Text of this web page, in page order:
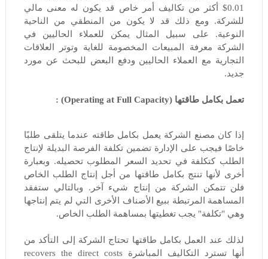
0.01$ أكثر من تكاليف أمر خاص قد يكون له معنى مالي
للشركة. ومع ذلك قد لا يكون من المنطقي من الناحية
النوعية. على سبيل المثال يمكن للعملاء الحاليين في
الشركة معرفة المبيعات المخصومة للغاية وتوتر العلاقات
التجارية مع العملاء الحاليين ودفع البعض للبحث عن مورد
جديد.
تعمل بكامل طاقتها (Operating at Full Capacity) :
إذا كان مصنع الشركة يعمل بكامل طاقته عندما يتلقى طلبًا
خاصًا فيجب على الإدارة تضمين تكلفة الفرصة البديلة لإنتاج
الطلب كتكلفة في تحديد السعر المطلوب تحصيله. وبعبارة
أخرى لأنها تنتج بكامل طاقتها من أجل إنتاج الطلب الخاص
فلن تتمكن الشركة من إنتاج شيء آخر. وبالتالي ستفقد
المساهمة المرتبطة ببيع الأصناف الأخرى التي لم يتم إنتاجها
وهي "تكلفة" يجب تغطيتها بمساهمة الطلب الخاص.
لذلك عند العمل بكامل طاقتها تحتاج الشركة إلى التأكد من
أنها تسترد التكاليف المباشرة recovers the direct costs